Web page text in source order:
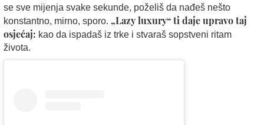
se sve mijenja svake sekunde, poželiš da nađeš nešto
konstantno, mirno, sporo. „Lazy luxury“ ti daje upravo taj
osjećaj: kao da ispadaš iz trke i stvaraš sopstveni ritam
života.